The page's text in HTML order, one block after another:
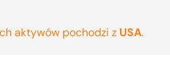
aktywów pochodzi z USA.